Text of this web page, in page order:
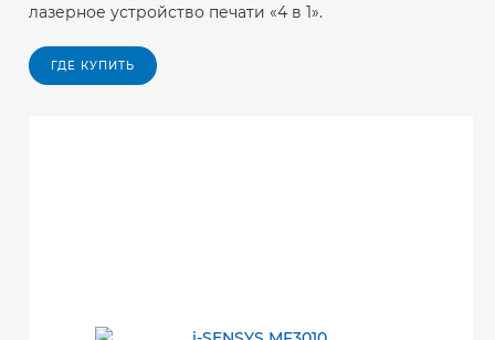
лазерное устройство печати «4 в 1».
ГДЕ КУПИТЬ